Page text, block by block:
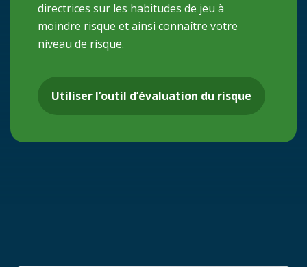
directrices sur les habitudes de jeu à
moindre risque et ainsi connaître votre
niveau de risque.
Utiliser l’outil d’évaluation du risque